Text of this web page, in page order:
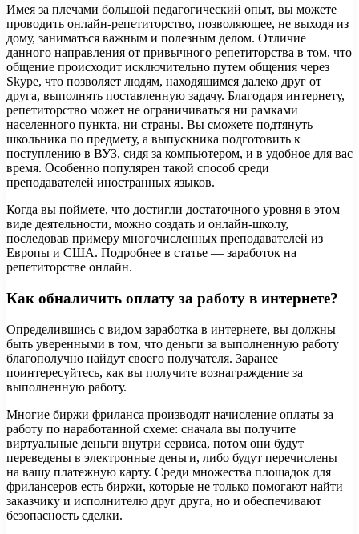
Имея за плечами большой педагогический опыт, вы можете
проводить онлайн-репетиторство, позволяющее, не выходя из
дому, заниматься важным и полезным делом. Отличие
данного направления от привычного репетиторства в том, что
общение происходит исключительно путем общения через
Skype, что позволяет людям, находящимся далеко друг от
друга, выполнять поставленную задачу. Благодаря интернету,
репетиторство может не ограничиваться ни рамками
населенного пункта, ни страны. Вы сможете подтянуть
школьника по предмету, а выпускника подготовить к
поступлению в ВУЗ, сидя за компьютером, и в удобное для вас
время. Особенно популярен такой способ среди
преподавателей иностранных языков.
Когда вы поймете, что достигли достаточного уровня в этом
виде деятельности, можно создать и онлайн-школу,
последовав примеру многочисленных преподавателей из
Европы и США. Подробнее в статье — заработок на
репетиторстве онлайн.
Как обналичить оплату за работу в интернете?
Определившись с видом заработка в интернете, вы должны
быть уверенными в том, что деньги за выполненную работу
благополучно найдут своего получателя. Заранее
поинтересуйтесь, как вы получите вознаграждение за
выполненную работу.
Многие биржи фриланса производят начисление оплаты за
работу по наработанной схеме: сначала вы получите
виртуальные деньги внутри сервиса, потом они будут
переведены в электронные деньги, либо будут перечислены
на вашу платежную карту. Среди множества площадок для
фрилансеров есть биржи, которые не только помогают найти
заказчику и исполнителю друг друга, но и обеспечивают
безопасность сделки.